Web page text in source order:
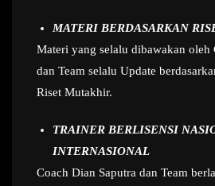
MATERI BERDASARKAN
Materi yang selalu dibawakan oleh
dan Team selalu Update
Riset Mutakhir.
TRAINER BERLISENSI
INTERNASIONAL
Coach Dian Saputra dan Team